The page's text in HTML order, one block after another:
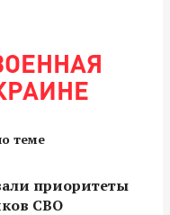
теме
приоритеты
СВО